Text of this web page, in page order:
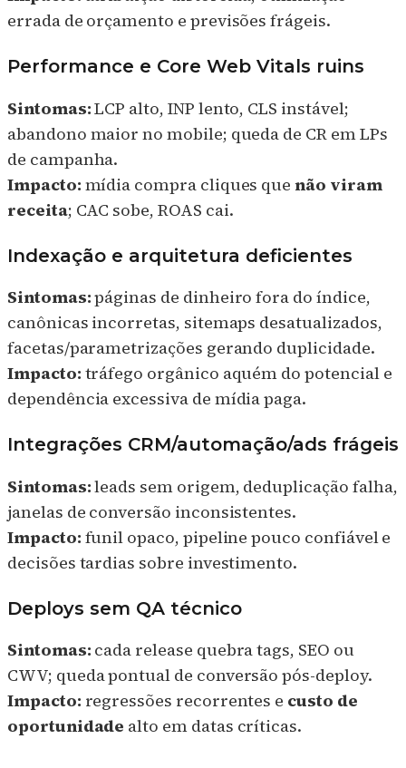
errada de orçamento e previsões frágeis.
Performance e Core Web Vitals ruins
Sintomas:LCP alto, INP lento, CLS instável;
abandono maior no mobile; queda de CR em LPs
de campanha.
Impacto: mídia compra cliques quenão viram
receita; CAC sobe, ROAS cai.
Indexação e arquitetura deficientes
Sintomas:páginas de dinheiro fora do índice,
canônicas incorretas, sitemaps desatualizados,
facetas/parametrizações gerando duplicidade.
Impacto: tráfego orgânico aquém do potencial e
dependência excessiva de mídia paga.
Integrações CRM/automação/ads frágeis
Sintomas:leads sem origem, deduplicação falha,
janelas de conversão inconsistentes.
Impacto: funil opaco, pipeline pouco confiável e
decisões tardias sobre investimento.
Deploys sem QA técnico
Sintomas: cada release quebra tags, SEO ou
CWV; queda pontual de conversão pós-deploy.
Impacto: regressões recorrentes e custo de
oportunidade alto em datas críticas.